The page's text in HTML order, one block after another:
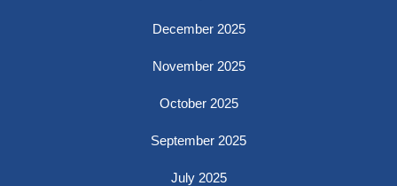
December 2025
November 2025
October 2025
September 2025
July 2025